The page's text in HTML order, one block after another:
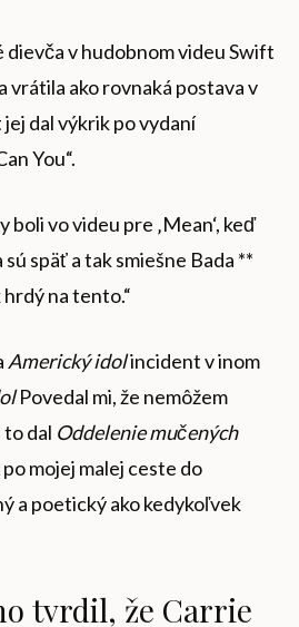
dievča v hudobnom videu Swift
vrátila ako rovnaká postava v
jej dal výkrik po vydaní
You“.
boli vo videu pre ‚Mean‘, keď
späť a tak smiešne Bada **
hrdý na tento.“
Americký idolincident v inom
Povedal mi, že nemôžem
to dal Oddelenie mučených
mojej malej ceste do
a poetický ako kedykoľvek
tvrdil, že Carrie